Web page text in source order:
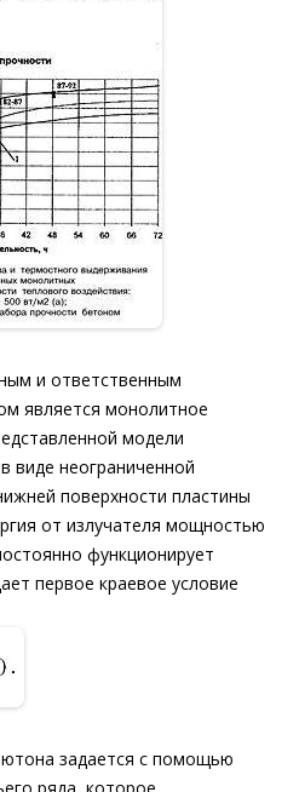
и ответственным
является монолитное
модели
виде неограниченной
поверхности пластины
от излучателя мощностью
функционирует
первое краевое условие
задается с помощью
ряда, которое